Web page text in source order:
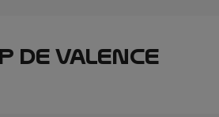
DE VALENCE